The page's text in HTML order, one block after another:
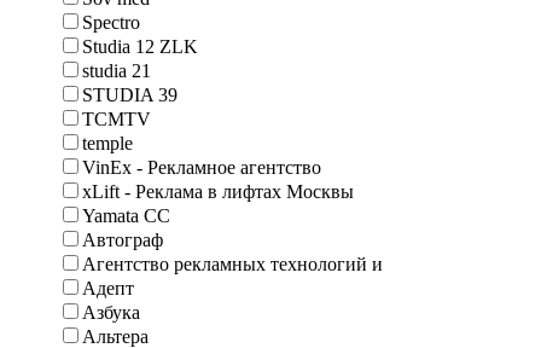
Spectro
Studia 12 ZLK
studia 21
STUDIA 39
TCMTV
temple
VinEx - Рекламное агентство
xLift - Реклама в лифтах Москвы
Yamata CC
Автограф
Агентство рекламных технологий и
Адепт
Азбука
Альтера